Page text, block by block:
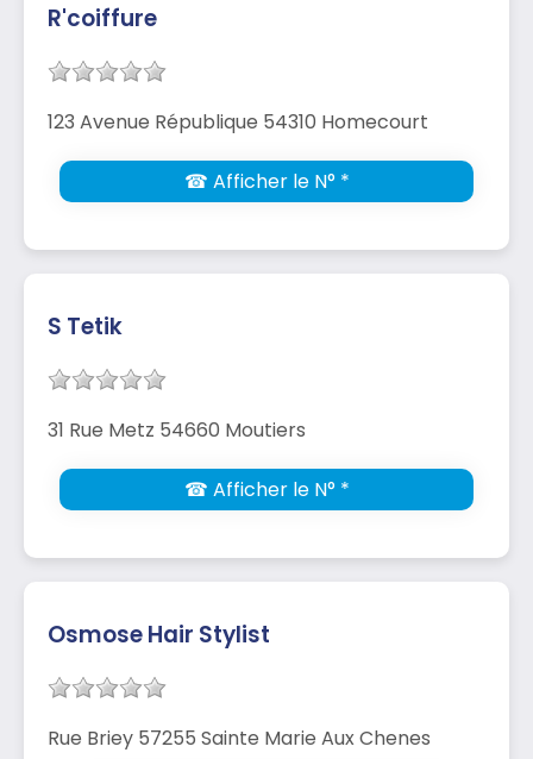
R'coiffure
123 Avenue République 54310 Homecourt
☎ Afficher le N° *
S Tetik
31 Rue Metz 54660 Moutiers
☎ Afficher le N° *
Osmose Hair Stylist
Rue Briey 57255 Sainte Marie Aux Chenes